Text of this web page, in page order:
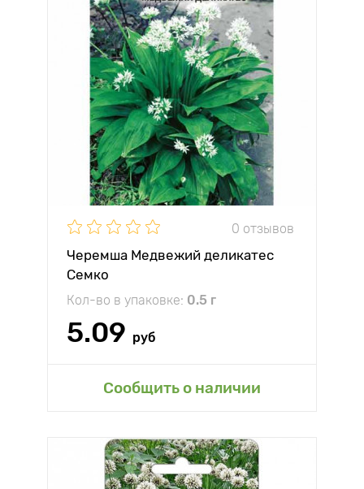
0 отзывов
Черемша Медвежий деликатес
Семко
Кол-во в упаковке: 0.5 г
5.09 руб
Сообщить о наличии